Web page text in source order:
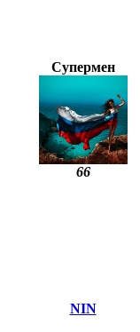
Супермен
66
NIN